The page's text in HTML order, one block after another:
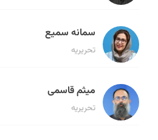
سمانه سمیع
تحریریه
میثم قاسمی
تحریریه